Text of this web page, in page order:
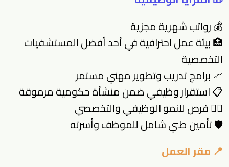
💰 رواتب شهرية مجزية
🏥 بيئة عمل احترافية في أحد أفضل المستشفيات
التخصصية
📈 برامج تدريب وتطوير مهني مستمر
📋 استقرار وظيفي ضمن منشأة حكومية مرموقة
🧑‍⚕️ فرص للنمو الوظيفي والتخصصي
🛡 تأمين طبي شامل للموظف وأسرته
📍 مقر العمل